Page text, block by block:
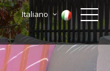
Italiano